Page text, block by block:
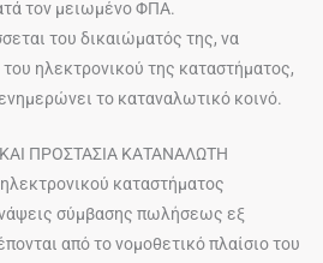
τον μειωμένο ΦΠΑ.
του δικαιώματός της, να
ηλεκτρονικού της καταστήματος,
το καταναλωτικό κοινό.
ΠΡΟΣΤΑΣΙΑ ΚΑΤΑΝΑΛΩΤΗ
καταστήματος
σύμβασης πωλήσεως εξ
από το νομοθετικό πλαίσιο του